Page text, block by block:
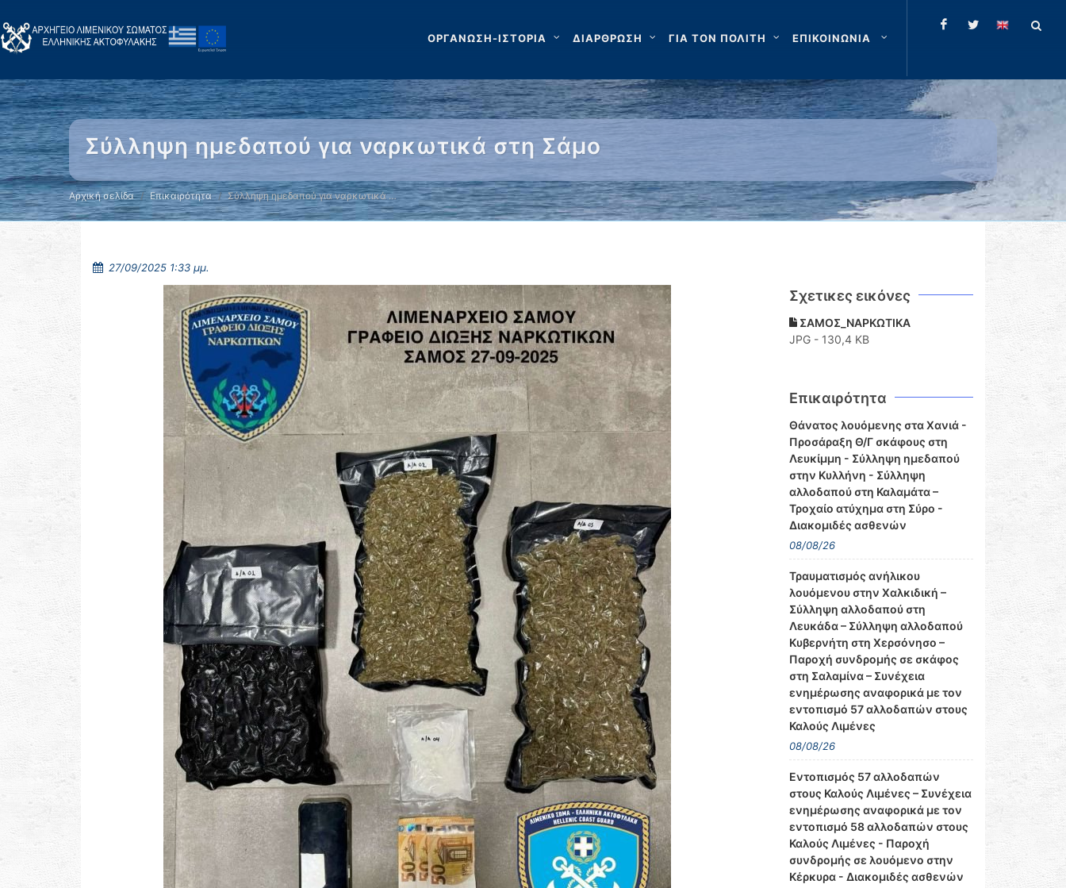
ΟΡΓΑΝΩΣΗ-ΙΣΤΟΡΙΑ ΔΙΑΡΘΡΩΣΗ ΓΙΑ ΤΟΝ ΠΟΛΙΤΗ ΕΠΙΚΟΙΝΩΝΙΑ
Σύλληψη ημεδαπού για ναρκωτικά στη Σάμο
Αρχική σελίδα Επικαιρότητα Σύλληψη ημεδαπού για ναρκωτικά …
27/09/2025 1:33 μμ.
Σχετικες εικόνες
ΣΑΜΟΣ_ΝΑΡΚΩΤΙΚΑ
JPG - 130,4 KB
Επικαιρότητα
Θάνατος λουόμενης στα Χανιά -
Προσάραξη Θ/Γ σκάφους στη
Λευκίμμη - Σύλληψη ημεδαπού
στην Κυλλήνη - Σύλληψη
αλλοδαπού στη Καλαμάτα –
Τροχαίο ατύχημα στη Σύρο -
Διακομιδές ασθενών
08/08/26
Τραυματισμός ανήλικου
λουόμενου στην Χαλκιδική –
Σύλληψη αλλοδαπού στη
Λευκάδα – Σύλληψη αλλοδαπού
Κυβερνήτη στη Χερσόνησο –
Παροχή συνδρομής σε σκάφος
στη Σαλαμίνα – Συνέχεια
ενημέρωσης αναφορικά με τον
εντοπισμό 57 αλλοδαπών στους
Καλούς Λιμένες
08/08/26
Εντοπισμός 57 αλλοδαπών
στους Καλούς Λιμένες – Συνέχεια
ενημέρωσης αναφορικά με τον
εντοπισμό 58 αλλοδαπών στους
Καλούς Λιμένες - Παροχή
συνδρομής σε λουόμενο στην
Κέρκυρα - Διακομιδές ασθενών